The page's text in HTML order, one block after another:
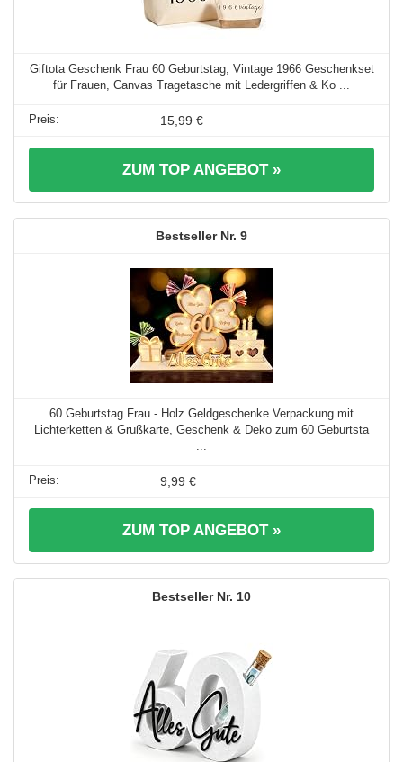
Giftota Geschenk Frau 60 Geburtstag, Vintage 1966 Geschenkset
für Frauen, Canvas Tragetasche mit Ledergriffen & Ko ...
15,99 €
ZUM TOP ANGEBOT »
9
60 Geburtstag Frau - Holz Geldgeschenke Verpackung mit
Lichterketten & Grußkarte, Geschenk & Deko zum 60 Geburtsta
9,99 €
ZUM TOP ANGEBOT »
10